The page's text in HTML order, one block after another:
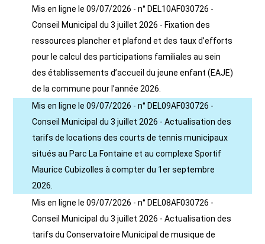
Mis en ligne le 09/07/2026 - n° DEL10AF030726 -
Conseil Municipal du 3 juillet 2026 - Fixation des
ressources plancher et plafond et des taux d’efforts
pour le calcul des participations familiales au sein
des établissements d’accueil du jeune enfant (EAJE)
de la commune pour l’année 2026.
Mis en ligne le 09/07/2026 - n° DEL09AF030726 -
Conseil Municipal du 3 juillet 2026 - Actualisation des
tarifs de locations des courts de tennis municipaux
situés au Parc La Fontaine et au complexe Sportif
Maurice Cubizolles à compter du 1er septembre
2026.
Mis en ligne le 09/07/2026 - n° DEL08AF030726 -
Conseil Municipal du 3 juillet 2026 - Actualisation des
tarifs du Conservatoire Municipal de musique de